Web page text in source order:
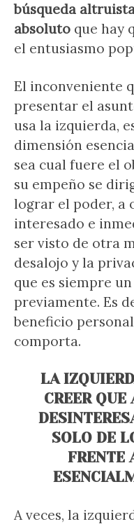
búsqueda
absoluto que hay
el entusiasmo
El inconveniente
presentar el
usa la izquierda,
dimensión
sea cual fuere el
su empeño se
lograr el poder, a
interesado e
ser visto de otra
desalojo y la
que es siempre
previamente. Es
beneficio
comporta.
LA
CREER QUE
SOLO DE
FRENTE
A veces, la